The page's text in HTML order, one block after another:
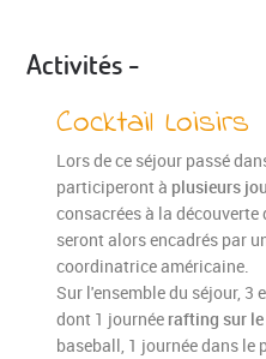
Activités -
Cocktail Loisirs
Lors de ce séjour passé
participeront à plusieurs
consacrées à la
seront alors encadrés par
coordinatrice américaine.
Sur l'ensemble du séjour, 3
dont 1 journée rafting sur
baseball, 1 journée dans le